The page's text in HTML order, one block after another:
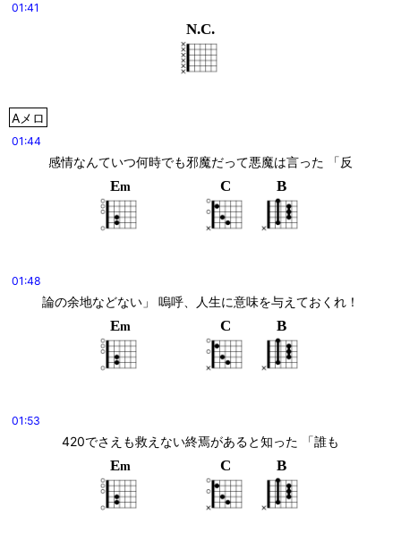
01:41
N.C.
Aメロ
01:44
感情なんていつ何時でも邪魔だって悪魔は言った 「反
Em C B
01:48
論の余地などない」 嗚呼、人生に意味を与えておくれ！
Em C B
01:53
420でさえも救えない終焉があると知った 「誰も
Em C B